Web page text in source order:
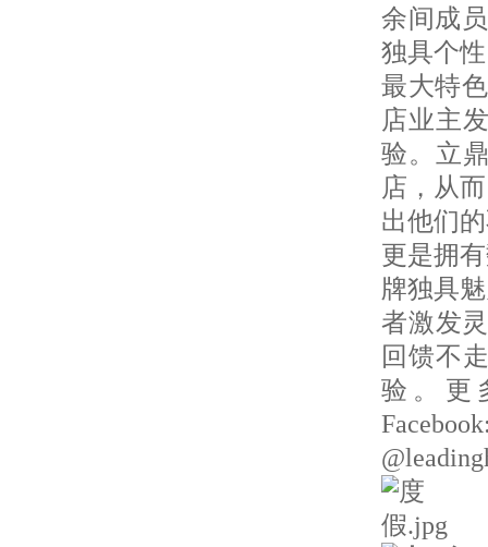
余间成
独具个
最大特
店业主
验。立
店，从
出他们
更是拥
牌独具
者激发
回馈不
验。更